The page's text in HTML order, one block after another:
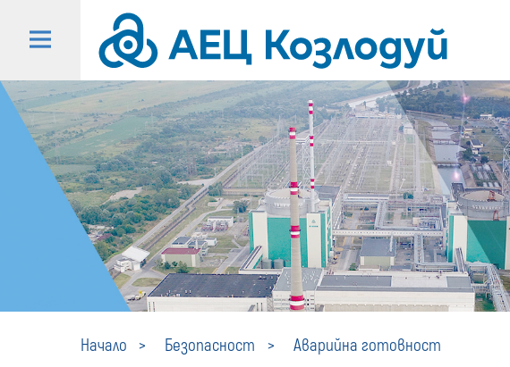
Начало Безопасност Аварийна готовност